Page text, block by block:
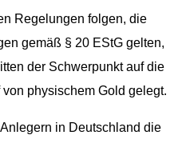
Regelun­gen fol­gen, die
gemäß § 20 EStG gel­ten,
der Schw­er­punkt auf die
physis­chem Gold gelegt.
in Deutsch­land die